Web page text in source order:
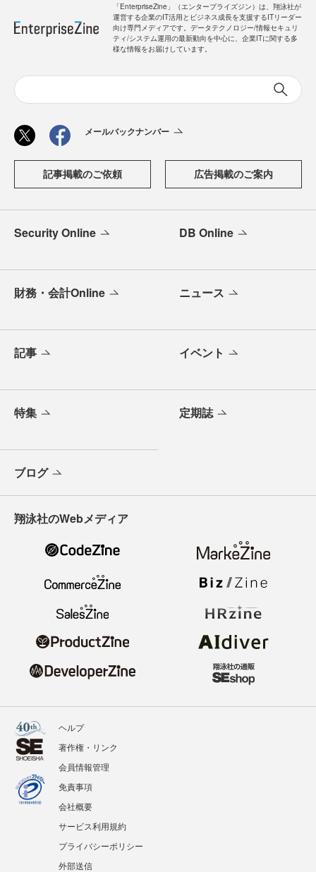
「EnterpriseZine」（エンタープライズジン）は、翔泳社が
運営する企業のIT活用とビジネス成長を支援するITリーダー
向け専門メディアです。データテクノロジー/情報セキュリ
ティ/システム運用の最新動向を中心に、企業ITに関する多
様な情報をお届けしています。
メールバックナンバー
記事掲載のご依頼 広告掲載のご案内
Security Online DB Online
財務・会計Online ニュース
記事 イベント
特集 定期誌
ブログ
翔泳社のWebメディア
ヘルプ
著作権・リンク
会員情報管理
免責事項
会社概要
サービス利用規約
プライバシーポリシー
外部送信